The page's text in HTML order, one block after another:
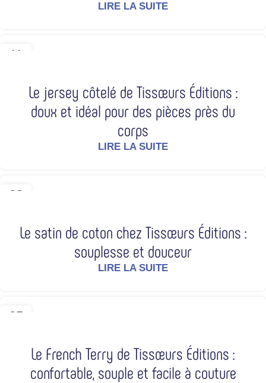
LIRE LA SUITE
11
Le jersey côtelé de Tissœurs Éditions :
doux et idéal pour des pièces près du
corps
LIRE LA SUITE
08
Le satin de coton chez Tissœurs Éditions :
souplesse et douceur
LIRE LA SUITE
25
Le French Terry de Tissœurs Éditions :
confortable, souple et facile à couture